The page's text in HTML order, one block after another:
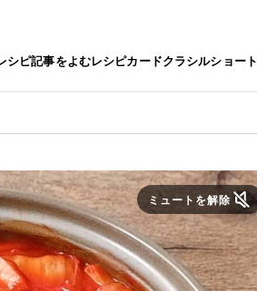
シピ記事をよむレシピカードクラシルショート
ミュートを解除